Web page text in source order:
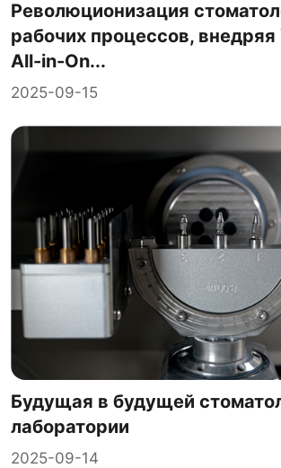
Революционизация
рабочих процессов, внедряя
All-in-On...
2025-09-15
Будущая в будущей
лаборатории
2025-09-14